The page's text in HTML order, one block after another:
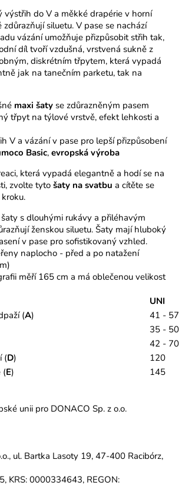
výstřih do V a měkké drapérie v horní
siluetu. V pase se nachází
vázání umožňuje přizpůsobit střih tak,
díl tvoří vzdušná, vrstvená sukně z
diskrétním třpytem, která vypadá
jak na tanečním parketu, tak na
maxi šaty se zdůrazněným pasem
třpyt na týlové vrstvě, efekt lehkosti a
V a vázání v pase pro lepší přizpůsobení
Basic, evropská výroba
která vypadá elegantně a hodí se na
zvolte tyto šaty na svatbu a cítěte se
s dlouhými rukávy a přiléhavým
ženskou siluetu. Šaty mají hluboký
v pase pro sofistikovaný vzhled.
naplocho - před a po natažení
měří 165 cm a má oblečenou velikost
UNI
(A)
41 - 57
35 - 50
42 - 70
(D)
120
(E)
145
unii pro DONACO Sp. z o.o.
ul. Bartka Lasoty 19, 47-400 Racibórz,
KRS: 0000334643, REGON: